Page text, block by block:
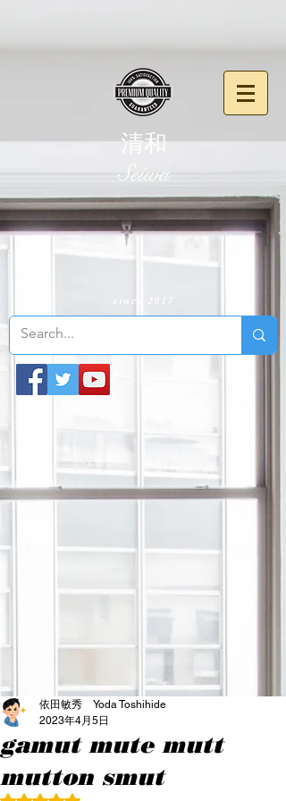
清和
​Seiwa
since 2017
gamut mute mutt
mutton smut
依田敏秀 Yoda Toshihide
2023年4月5日